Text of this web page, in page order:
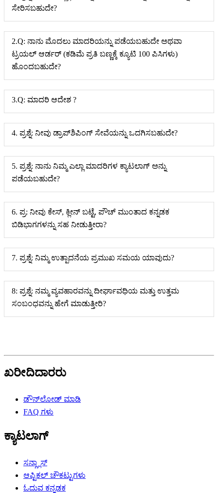
ಸೇರಿಸಬಹುದೇ?
2.Q: ನಾನು ಮೊದಲು ಮಾದರಿಯನ್ನು ಪಡೆಯಬಹುದೇ ಅಥವಾ
ಟ್ರಯಲ್ ಆರ್ಡರ್ (ಕಡಿಮೆ ಪ್ರತಿ ಬಣ್ಣಕ್ಕೆ ಕ್ಯೂಟಿ 100 ಪಿಸಿಗಳು)
ಹೊಂದಬಹುದೇ?
3.Q: ಮಾದರಿ ಆದೇಶ ?
4. ಪ್ರಶ್ನೆ: ನೀವು ಡ್ರಾಪ್‌ಶಿಪಿಂಗ್ ಸೇವೆಯನ್ನು ಒದಗಿಸಬಹುದೇ?
5. ಪ್ರಶ್ನೆ: ನಾನು ನಿಮ್ಮ ಎಲ್ಲಾ ಮಾದರಿಗಳ ಕ್ಯಾಟಲಾಗ್ ಅನ್ನು
ಪಡೆಯಬಹುದೇ?
6. ಪ್ರ: ನೀವು ಕೇಸ್, ಕ್ಲೀನ್ ಬಟ್ಟೆ, ಪೌಚ್ ಮುಂತಾದ ಕನ್ನಡಕ
ಬಿಡಿಭಾಗಗಳನ್ನು ಸಹ ನೀಡುತ್ತೀರಾ?
7. ಪ್ರಶ್ನೆ: ನಿಮ್ಮ ಉತ್ಪಾದನೆಯ ಪ್ರಮುಖ ಸಮಯ ಯಾವುದು?
8: ಪ್ರಶ್ನೆ: ನಮ್ಮ ವ್ಯವಹಾರವನ್ನು ದೀರ್ಘಾವಧಿಯ ಮತ್ತು ಉತ್ತಮ
ಸಂಬಂಧವನ್ನು ಹೇಗೆ ಮಾಡುತ್ತೀರಿ?
ಖರೀದಿದಾರರು
ಡೌನ್‌ಲೋಡ್ ಮಾಡಿ
FAQ ಗಳು
ಕ್ಯಾಟಲಾಗ್
ಸನ್ಗ್ಲಾಸ್
ಆಪ್ಟಿಕಲ್ ಚೌಕಟ್ಟುಗಳು
ಓದುವ ಕನ್ನಡಕ